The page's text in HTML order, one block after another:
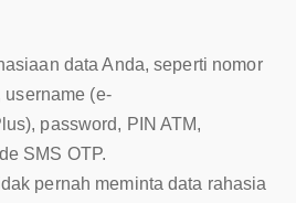
data Anda, seperti nomor
username (e-
password, PIN ATM,
SMS OTP.
pernah meminta data rahasia